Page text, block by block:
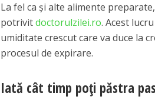
La fel ca și alte alimente
potrivitdoctorulzilei.ro. Acest
umiditate crescut care va duce la
procesul de expirare.
Iată cât timp poți păstra